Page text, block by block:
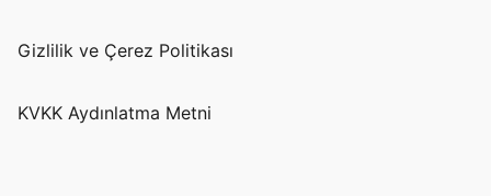
Gizlilik ve Çerez Politikası
KVKK Aydınlatma Metni